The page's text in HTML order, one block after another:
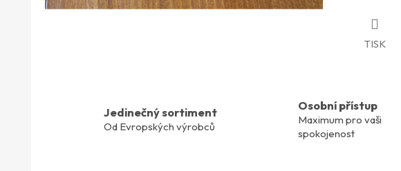
TISK
Jedinečný sortiment
Od Evropských výrobců
Osobní přístup
Maximum pro vaši
spokojenost